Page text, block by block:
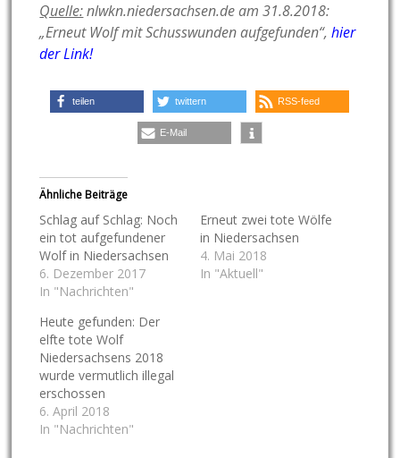
Quelle: nlwkn.niedersachsen.de am 31.8.2018:
„Erneut Wolf mit Schusswunden aufgefunden“,hier
der Link!
teilen twittern RSS-feed
E-Mail
Ähnliche Beiträge
Schlag auf Schlag: Noch
ein tot aufgefundener
Wolf in Niedersachsen
6. Dezember 2017
In "Nachrichten"
Erneut zwei tote Wölfe
in Niedersachsen
4. Mai 2018
In "Aktuell"
Heute gefunden: Der
elfte tote Wolf
Niedersachsens 2018
wurde vermutlich illegal
erschossen
6. April 2018
In "Nachrichten"